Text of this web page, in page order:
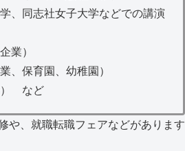
、同志社女子大学などでの講演
業）
、保育園、幼稚園）
） など
や、就職転職フェアなどがあります